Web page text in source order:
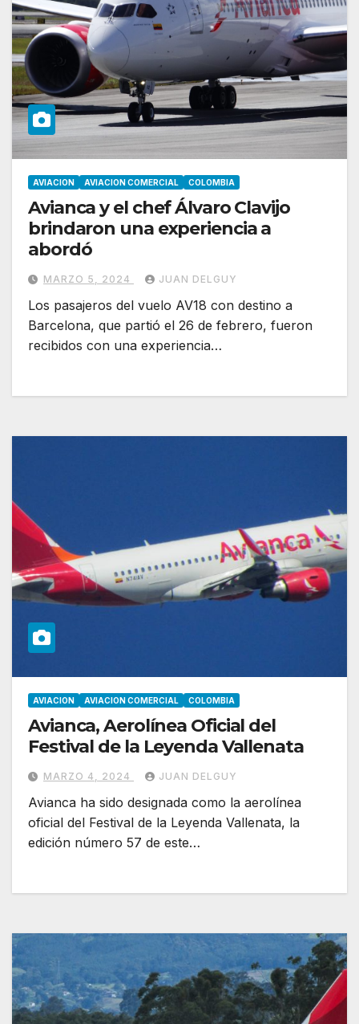
AVIACION AVIACION COMERCIAL COLOMBIA
Avianca y el chef Álvaro Clavijo
brindaron una experiencia a
abordó
MARZO 5, 2024 JUAN DELGUY
Los pasajeros del vuelo AV18 con destino a
Barcelona, que partió el 26 de febrero, fueron
recibidos con una experiencia…
AVIACION AVIACION COMERCIAL COLOMBIA
Avianca, Aerolínea Oficial del
Festival de la Leyenda Vallenata
MARZO 4, 2024 JUAN DELGUY
Avianca ha sido designada como la aerolínea
oficial del Festival de la Leyenda Vallenata, la
edición número 57 de este…